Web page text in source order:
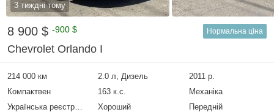
3 тиждні тому
8 900 $ -900 $ Нормальна ціна
Chevrolet Orlando I
214 000 км 2.0 л, Дизель
2011 р.
Компактвен
163 к.с.
Механіка
Українська реєстрація
Хороший Передній